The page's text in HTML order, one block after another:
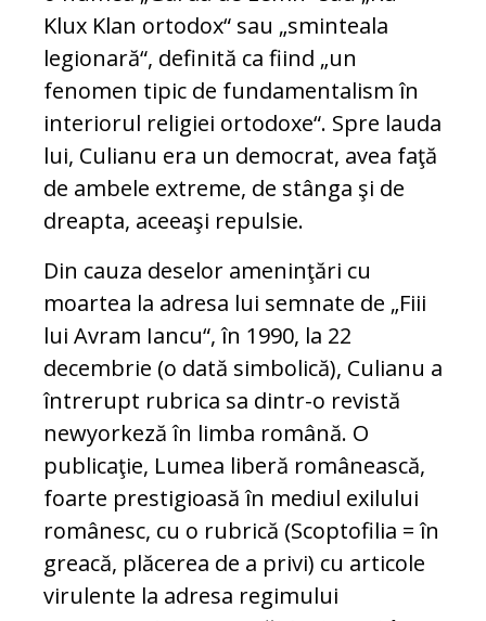
Klux Klan ortodox“ sau „sminteala
legionară“, definită ca fiind „un
fenomen tipic de fundamentalism în
interiorul religiei ortodoxe“. Spre lauda
lui, Culianu era un democrat, avea faţă
de ambele extreme, de stânga şi de
dreapta, aceeaşi repulsie.
Din cauza deselor ameninţări cu
moartea la adresa lui semnate de „Fiii
lui Avram Iancu“, în 1990, la 22
decembrie (o dată simbolică), Culianu a
întrerupt rubrica sa dintr-o revistă
newyorkeză în limba română. O
publicaţie, Lumea liberă românească,
foarte prestigioasă în mediul exilului
românesc, cu o rubrică (Scoptofilia = în
greacă, plăcerea de a privi) cu articole
virulente la adresa regimului